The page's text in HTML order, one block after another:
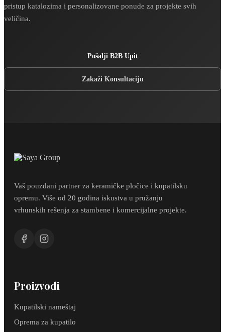
pristup katalozima i personalizovane ponude za projekte svih
veličina.
Pošalji B2B Upit
Zakaži Konsultaciju
Vaš pouzdani partner za keramičke pločice i kupatilsku
opremu. Više od 20 godina iskustva u pružanju
vrhunskih rešenja za stambene i komercijalne projekte.
Proizvodi
Kupatilski nameštaj
Oprema za kupatilo